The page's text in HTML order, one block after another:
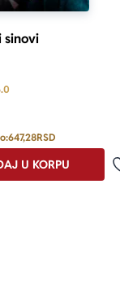
sinovi
647,28RSD
U KORPU